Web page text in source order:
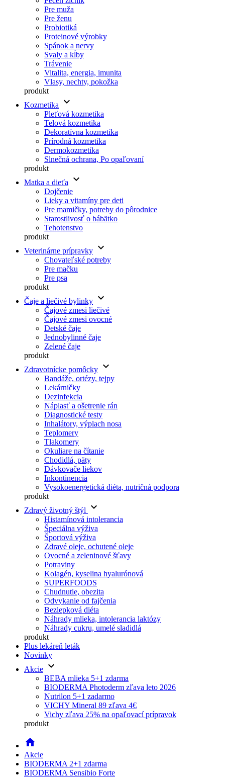
Pre muža
Pre ženu
Probiotiká
Proteinové výrobky
Spánok a nervy
Svaly a kĺby
Trávenie
Vitalita, energia, imunita
Vlasy, nechty, pokožka
produkt
Kozmetika
keyboard_arrow_down
Pleťová kozmetika
Telová kozmetika
Dekoratívna kozmetika
Prírodná kozmetika
Dermokozmetika
Slnečná ochrana, Po opaľovaní
produkt
Matka a dieťa
keyboard_arrow_down
Dojčenie
Lieky a vitamíny pre deti
Pre mamičky, potreby do pôrodnice
Starostlivosť o bábätko
Tehotenstvo
produkt
Veterinárne prípravky keyboard_arrow_down
Chovateľské potreby
Pre mačku
Pre psa
produkt
Čaje a liečivé bylinky keyboard_arrow_down
Čajové zmesi liečivé
Čajové zmesi ovocné
Detské čaje
Jednobylinné čaje
Zelené čaje
produkt
Zdravotnícke pomôcky keyboard_arrow_down
Bandáže, ortézy, tejpy
Lekárničky
Dezinfekcia
Náplasť a ošetrenie rán
Diagnostické testy
Inhalátory, výplach nosa
Teplomery
Tlakomery
Okuliare na čítanie
Chodidlá, päty
Dávkovače liekov
Inkontinencia
Vysokoenergetická diéta, nutričná podpora
produkt
Zdravý životný štýl
keyboard_arrow_down
Histamínová intolerancia
Špeciálna výživa
Športová výživa
Zdravé oleje, ochutené oleje
Ovocné a zeleninové šťavy
Potraviny
Kolagén, kyselina hyalurónová
SUPERFOODS
Chudnutie, obezita
Odvykanie od fajčenia
Bezlepková diéta
Náhrady mlieka, intolerancia laktózy
Náhrady cukru, umelé sladidlá
produkt
Plus lekáreň leták
Novinky
Akcie keyboard_arrow_down
BEBA mlieka 5+1 zdarma
BIODERMA Photoderm zľava leto 2026
Nutrilon 5+1 zadarmo
VICHY Mineral 89 zľava 4€
Vichy zľava 25% na opaľovací prípravok
produkt
home
Akcie
BIODERMA 2+1 zdarma
BIODERMA Sensibio Forte